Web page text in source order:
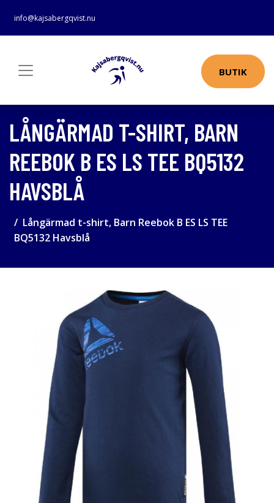
info@kajsabergqvist.nu
BUTIK
LÅNGÄRMAD T-SHIRT, BARN
REEBOK B ES LS TEE BQ5132
HAVSBLÅ
Långärmad t-shirt, Barn Reebok B ES LS TEE
BQ5132 Havsblå